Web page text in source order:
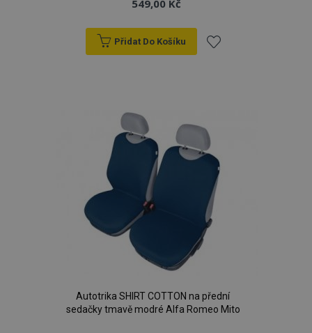
549,00 Kč
Přidat Do Košíku
Autotrika SHIRT COTTON na přední
sedačky tmavě modré Alfa Romeo Mito